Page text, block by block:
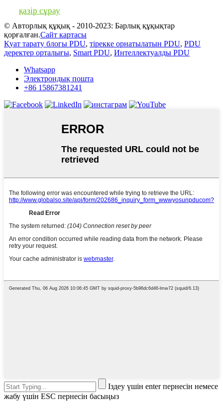
қазір сұрау
© Авторлық құқық - 2010-2023: Барлық құқықтар
қорғалған.Сайт картасы
Қуат тарату блогы PDU, тірекке орнатылатын PDU, PDU
деректер орталығы, Smart PDU, Интеллектуалды PDU
Whatsapp
Электрондық пошта
+86 15867381241
Іздеу үшін enter пернесін немесе
жабу үшін ESC пернесін басыңыз